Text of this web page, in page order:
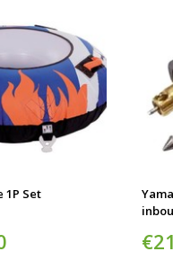
1P Set